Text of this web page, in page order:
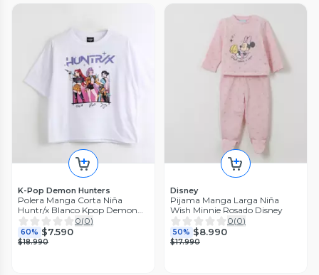
K-Pop Demon Hunters
Polera Manga Corta Niña
Huntr/x Blanco Kpop Demon
Hunters
0(0)
60% $7.590
$18.990
Disney
Pijama Manga Larga Niña
Wish Minnie Rosado Disney
0(0)
50% $8.990
$17.990